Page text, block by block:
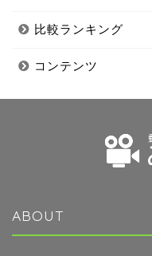
比較ランキング
コンテンツ
ABOUT